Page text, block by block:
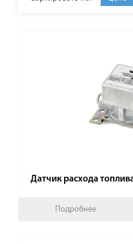
Датчик расхода
Подробнее